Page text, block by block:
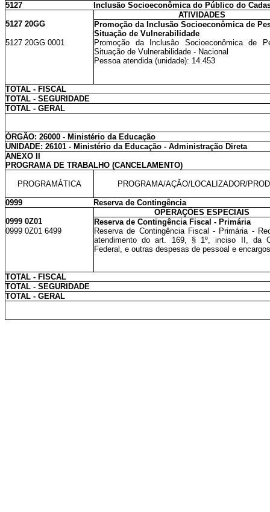
5127
Inclusão Socioeconômica do Público do
ATIVIDADES
5127 20GG
Promoção da Inclusão Socioeconômica de
Situação de Vulnerabilidade
5127 20GG 0001
Promoção da Inclusão Socioeconômica de
Situação de Vulnerabilidade - Nacional
Pessoa atendida (unidade): 14.453
TOTAL - FISCAL
TOTAL - SEGURIDADE
TOTAL - GERAL
ÓRGÃO: 26000 - Ministério da Educação
UNIDADE: 26101 - Ministério da Educação - Administração Direta
ANEXO II
PROGRAMA DE TRABALHO (CANCELAMENTO)
PROGRAMÁTICA PROGRAMA/AÇÃO/LOCALIZADOR/
0999
Reserva de Contingência
OPERAÇÕES ESPECIAIS
0999 0Z01
Reserva de Contingência Fiscal - Primária
0999 0Z01 6499
Reserva de Contingência Fiscal - Primária -
atendimento do art. 169, § 1º, inciso II, da
Federal, e outras despesas de pessoal e encargos
TOTAL - FISCAL
TOTAL - SEGURIDADE
TOTAL - GERAL